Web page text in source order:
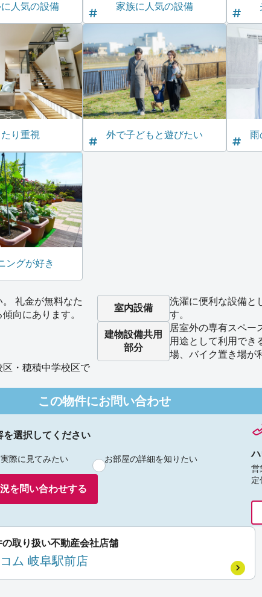
人気の設備 家族に人気の設備
たり重視 外で子どもと遊びたい 雨
ングが好き
礼金が無料なた
向にあります。
室内設備
洗濯に便利な設備と
す。
建物設備共用
部分
居室外の専有スペー
用途として利用でき
場、バイク置き場が
・穂積中学校区で
この物件にお問い合わせ
を選択してください
際に見てみたい お部屋の詳細を知りたい
を問い合わせする
営
定
の取り扱い不動産会社店舗
ム 岐阜駅前店